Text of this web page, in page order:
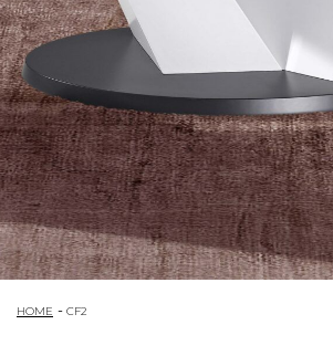
HOME CF2